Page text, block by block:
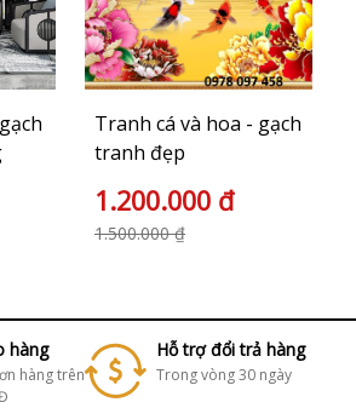
Tranh cá và hoa - gạch
tranh đẹp
1.200.000 đ
1.500.000 ₫
hàng
hàng trên
Hỗ trợ đổi trả hàng
Trong vòng 30 ngày